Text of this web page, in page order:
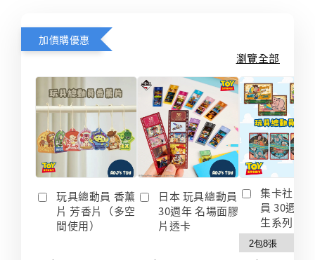
加價購優惠
瀏覽全部
玩具總動員 香薰
片 芳香片（多空
間使用）
日本 玩具總動員
30週年 名場面膠
片透卡
集卡社 玩
員 30週年
生系列 收